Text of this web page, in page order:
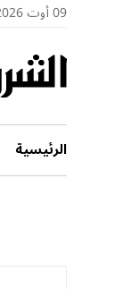
09 أوت 2026م, الموافق ل 24 صفر 1448هـ
الرئيسية